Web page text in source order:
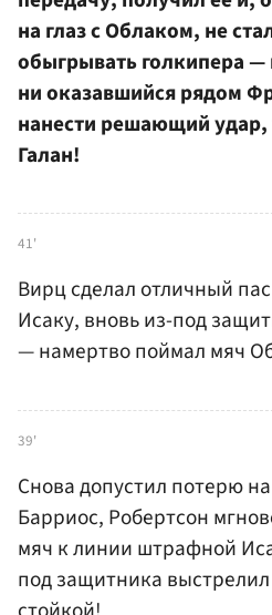
на глаз с Облаком, не
обыгрывать голкипера
ни оказавшийся рядом
нанести решающий
Галан!
41'
Вирц сделал отличный
Исаку, вновь из-под
— намертво поймал мяч
39'
Снова допустил потерю
Барриос, Робертсон
мяч к линии штрафной
под защитника